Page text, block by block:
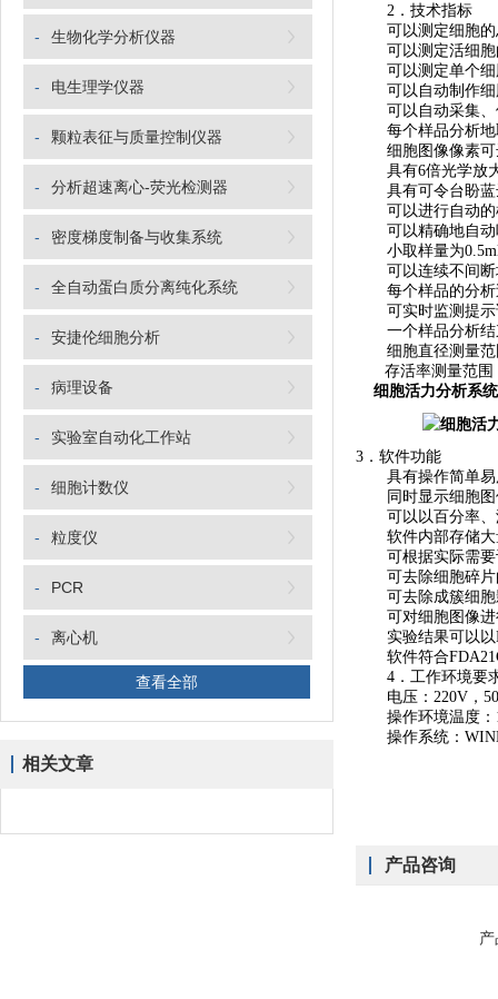
- 生物化学分析仪器
- 电生理学仪器
- 颗粒表征与质量控制仪器
- 分析超速离心-荧光检测器
- 密度梯度制备与收集系统
- 全自动蛋白质分离纯化系统
- 安捷伦细胞分析
- 病理设备
- 实验室自动化工作站
- 细胞计数仪
- 粒度仪
- PCR
- 离心机
查看全部
相关文章
2．技术指标
可以测定细胞的
可以测定活细胞
可以测定单个细
可以自动制作细
可以自动采集、
每个样品分析地
细胞图像像素可
具有6倍光学放
具有可令台盼蓝
可以进行自动的
可以精确地自动
小取样量为
可以连续不间断
每个样品的分析
可实时监测提示
一个样品分析结
细胞直径测量范
存活率测量范围
细胞活力分析系统
3．软件功能
具有操作简单易
同时显示细胞图
可以以百分率、
软件内部存储大
可根据实际需要
可去除细胞碎片
可去除成簇细胞
可对细胞图像进
实验结果可以以
软件符合
4．工作环境要
电压：220V，
操作环境温度：
操作系统：
产品咨询